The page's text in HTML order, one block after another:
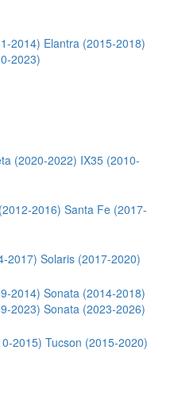
2014) Elantra (2015-2018)
2023)
(2020-2022) IX35 (2010-
2016) Santa Fe (2017-
2017) Solaris (2017-2020)
2014) Sonata (2014-2018)
2023) Sonata (2023-2026)
2015) Tucson (2015-2020)